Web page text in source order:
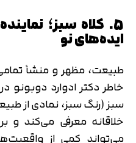
5. کلاه سبز؛
ایده‌های نو
طبیعت، مظهر و منشأ
خاطر دکتر ادوارد دوبونو
سبز (رنگ سبز، نمادی از
خلاقانه معرفی می‌کند و
می‌تواند کمی از